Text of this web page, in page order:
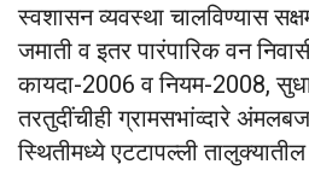
स्वशासन व्यवस्था चालविण्यास
जमाती व इतर पारंपारिक वन
कायदा-2006 व नियम-2008,
तरतुदींचीही ग्रामसभांव्दारे
स्थितीमध्ये एटटापल्ली